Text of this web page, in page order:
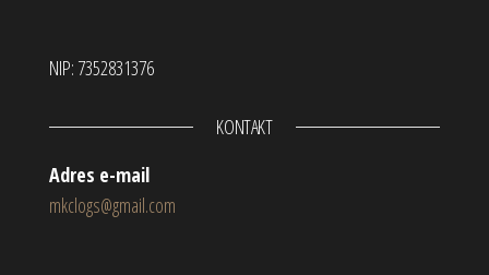
NIP: 7352831376
KONTAKT
Adres e-mail
mkclogs@gmail.com